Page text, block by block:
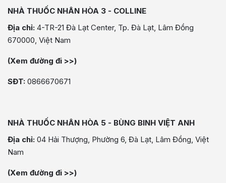
NHÀ THUỐC NHÂN HÒA 3 - COLLINE
Địa chỉ: 4-TR-21 Đà Lạt Center, Tp. Đà Lạt, Lâm Đồng
670000, Việt Nam
(Xem đường đi >>)
SĐT: 0866670671
NHÀ THUỐC NHÂN HÒA 5 - BÙNG BINH VIỆT ANH
Địa chỉ: 04 Hải Thượng, Phường 6, Đà Lạt, Lâm Đồng, Việt
Nam
(Xem đường đi >>)